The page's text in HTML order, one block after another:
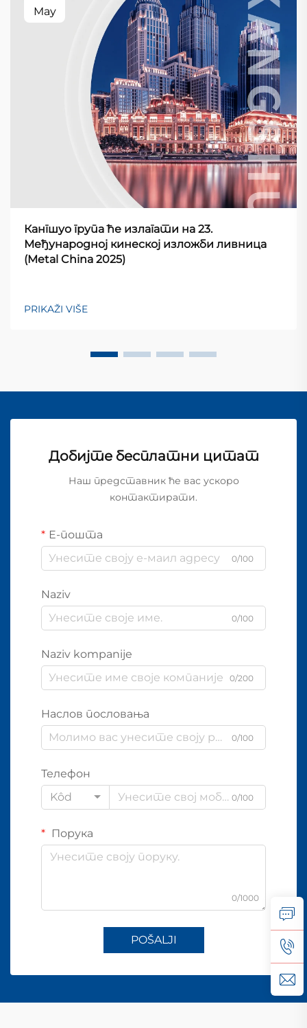
May
Кангшуо група ће излагати на 23.
Међународној кинеској изложби ливница
(Metal China 2025)
PRIKAŽI VIŠE
Добијте бесплатни цитат
Наш представник ће вас ускоро
контактирати.
Е-пошта
0/100
Naziv
0/100
Naziv kompanije
0/200
Наслов пословања
0/100
Телефон
Kôd
0/100
Порука
0/1000
POŠALJI